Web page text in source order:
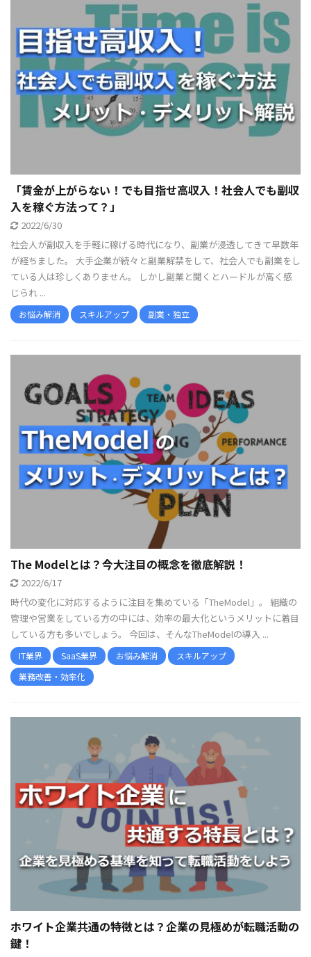
「賃金が上がらない！でも目指せ高収入！社会人でも副収
入を稼ぐ方法って？」
2022/6/30
社会人が副収入を手軽に稼げる時代になり、副業が浸透してきて早数年
が経ちました。 大手企業が続々と副業解禁をして、社会人でも副業をし
ている人は珍しくありません。 しかし副業と聞くとハードルが高く感
じられ ...
お悩み解消 スキルアップ 副業・独立
The Modelとは？今大注目の概念を徹底解説！
2022/6/17
時代の変化に対応するように注目を集めている「TheModel」。 組織の
管理や営業をしている方の中には、効率の最大化というメリットに着目
している方も多いでしょう。 今回は、そんなTheModelの導入 ...
IT業界 SaaS業界 お悩み解消
スキルアップ
業務改善・効率化
ホワイト企業共通の特徴とは？企業の見極めが転職活動の
鍵！